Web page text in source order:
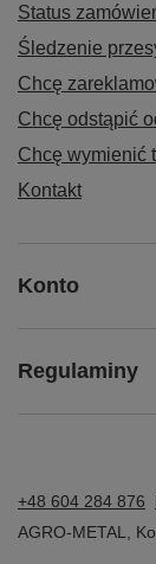
Status
Śledzenie
Chcę
Chcę odstąpić
Chcę wymienić
Kontakt
Konto
Regulaminy
+48 604 284 876
AGRO-METAL